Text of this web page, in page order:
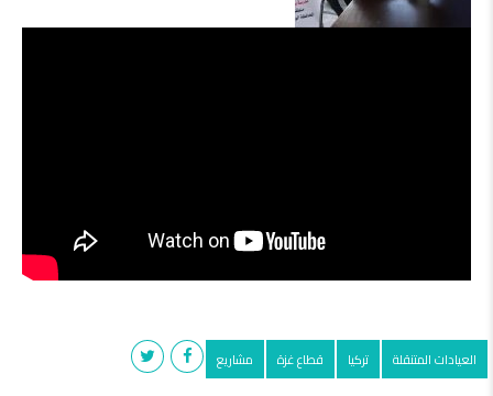
العيادات المتنقلة تركيا قطاع غزة مشاريع